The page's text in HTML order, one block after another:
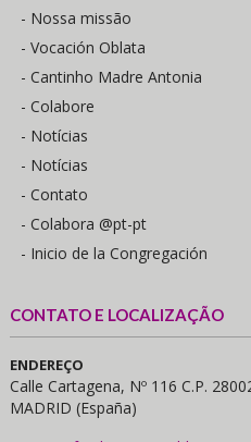
- Nossa missão
- Vocación Oblata
- Cantinho Madre Antonia
- Colabore
- Notícias
- Notícias
- Contato
- Colabora @pt-pt
- Inicio de la Congregación
CONTATO E LOCALIZAÇÃO
ENDEREÇO
Calle Cartagena, Nº 116 C.P.
MADRID (España)